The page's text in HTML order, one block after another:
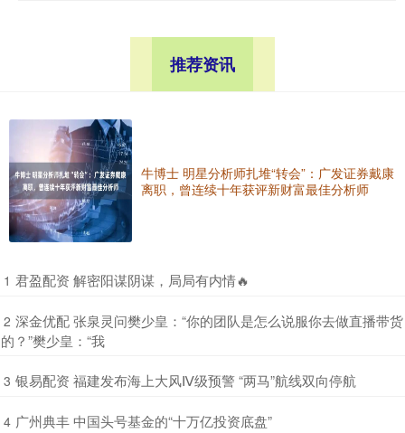
推荐资讯
牛博士 明星分析师扎堆“转会”：广发证券戴康
离职，曾连续十年获评新财富最佳分析师
1 ​君盈配资 解密阳谋阴谋，局局有内情🔥
2 ​深金优配 张泉灵问樊少皇：“你的团队是怎么说服你去做直播带货
的？”樊少皇：“我
3 ​银易配资 福建发布海上大风Ⅳ级预警 “两马”航线双向停航
4 ​广州典丰 中国头号基金的“十万亿投资底盘”